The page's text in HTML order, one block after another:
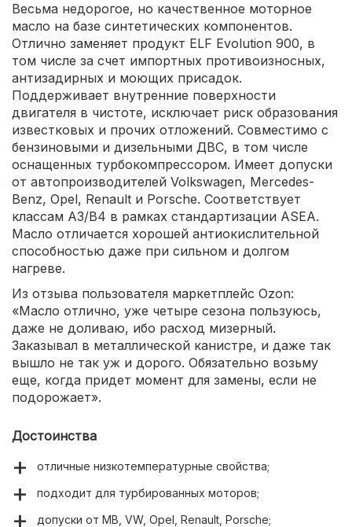
Весьма недорогое, но качественное моторное
масло на базе синтетических компонентов.
Отлично заменяет продукт ELF Evolution 900, в
том числе за счет импортных противоизносных,
антизадирных и моющих присадок.
Поддерживает внутренние поверхности
двигателя в чистоте, исключает риск образования
известковых и прочих отложений. Совместимо с
бензиновыми и дизельными ДВС, в том числе
оснащенных турбокомпрессором. Имеет допуски
от автопроизводителей Volkswagen, Mercedes-
Benz, Opel, Renault и Porsche. Соответствует
классам А3/B4 в рамках стандартизации ASEA.
Масло отличается хорошей антиокислительной
способностью даже при сильном и долгом
нагреве.
Из отзыва пользователя маркетплейс Ozon:
«Масло отлично, уже четыре сезона пользуюсь,
даже не доливаю, ибо расход мизерный.
Заказывал в металлической канистре, и даже так
вышло не так уж и дорого. Обязательно возьму
еще, когда придет момент для замены, если не
подорожает».
Достоинства
отличные низкотемпературные свойства;
подходит для турбированных моторов;
допуски от MB, VW, Opel, Renault, Porsche;